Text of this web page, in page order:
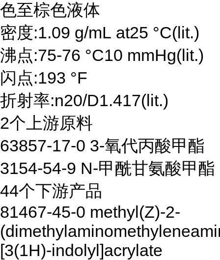
色至棕色液体
密度:1.09 g/mL at25 °C(lit.)
沸点:75-76 °C10 mmHg(lit.)
闪点:193 °F
折射率:n20/D1.417(lit.)
2个上游原料
63857-17-0 3-氧代丙酸甲酯
3154-54-9 N-甲酰甘氨酸甲酯
44个下游产品
81467-45-0 methyl(Z)-2-
[3(1H)-indolyl]acrylate